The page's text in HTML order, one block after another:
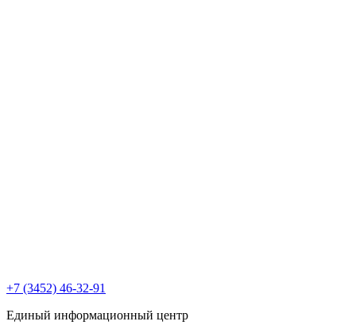
+7 (3452) 46-32-91
Единый информационный центр